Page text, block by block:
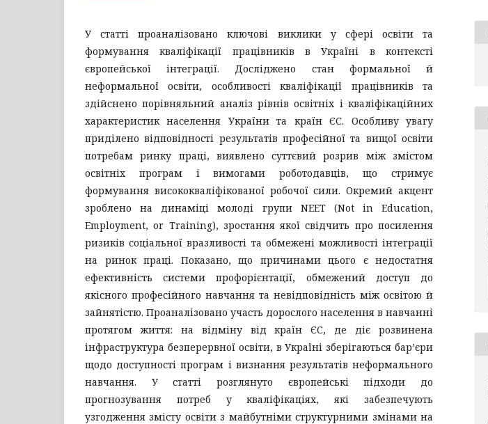
У статті проаналізовано ключові виклики у сфері освіти та
формування кваліфікації працівників в Україні в контексті
європейської інтеграції. Досліджено стан формальної й
неформальної освіти, особливості кваліфікації працівників та
здійснено порівняльний аналіз рівнів освітніх і кваліфікаційних
характеристик населення України та країн ЄС. Особливу увагу
приділено відповідності результатів професійної та вищої освіти
потребам ринку праці, виявлено суттєвий розрив між змістом
освітніх програм і вимогами роботодавців, що стримує
формування висококваліфікованої робочої сили. Окремий акцент
зроблено на динаміці молоді групи NEET (Not in Education,
Employment, or Training), зростання якої свідчить про посилення
ризиків соціальної вразливості та обмежені можливості інтеграції
на ринок праці. Показано, що причинами цього є недостатня
ефективність системи профорієнтації, обмежений доступ до
якісного професійного навчання та невідповідність між освітою й
зайнятістю. Проаналізовано участь дорослого населення в навчанні
протягом життя: на відміну від країн ЄС, де діє розвинена
інфраструктура безперервної освіти, в Україні зберігаються бар’єри
щодо доступності програм і визнання результатів неформального
навчання. У статті розглянуто європейські підходи до
прогнозування потреб у кваліфікаціях, які забезпечують
узгодження змісту освіти з майбутніми структурними змінами на